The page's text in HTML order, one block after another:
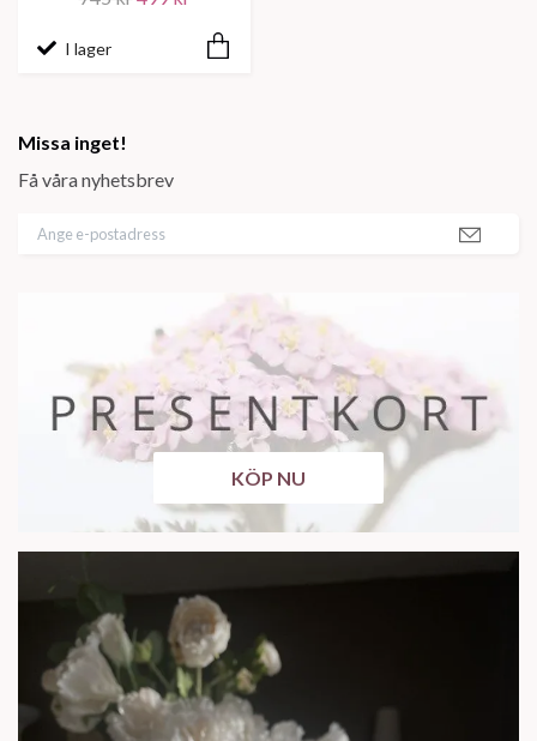
Missa inget!
Få våra nyhetsbrev
KÖP NU
I lager